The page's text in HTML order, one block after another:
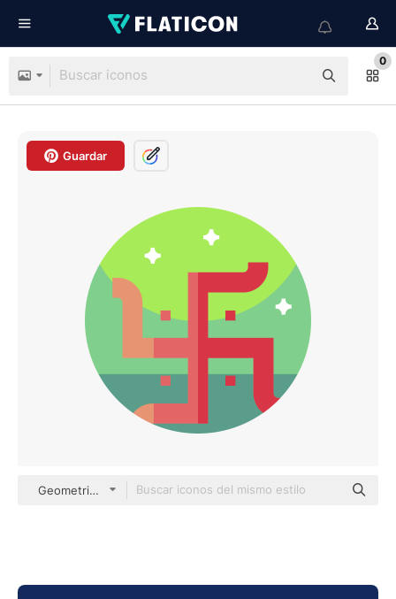
0
Guardar
Geometric Flat Circular Flat